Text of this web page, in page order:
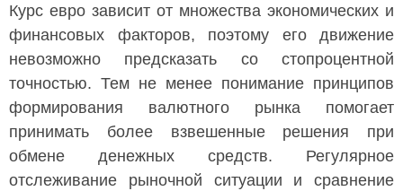
Курс евро зависит от множества экономических и
финансовых факторов, поэтому его движение
невозможно предсказать со стопроцентной
точностью. Тем не менее понимание принципов
формирования валютного рынка помогает
принимать более взвешенные решения при
обмене денежных средств. Регулярное
отслеживание рыночной ситуации и сравнение